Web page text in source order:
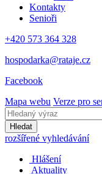
Kontakty
Senioři
+420 573 364 328
hospodarka@rataje.cz
Facebook
Mapa webu Verze pro
Hledat
rozšířené vyhledávání
Hlášení
Aktuality